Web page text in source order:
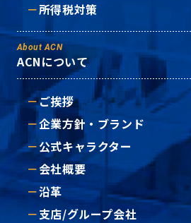
所得税対策
About ACN
ACNについて
ご挨拶
企業方針・ブランド
公式キャラクター
会社概要
沿革
支店/グループ会社